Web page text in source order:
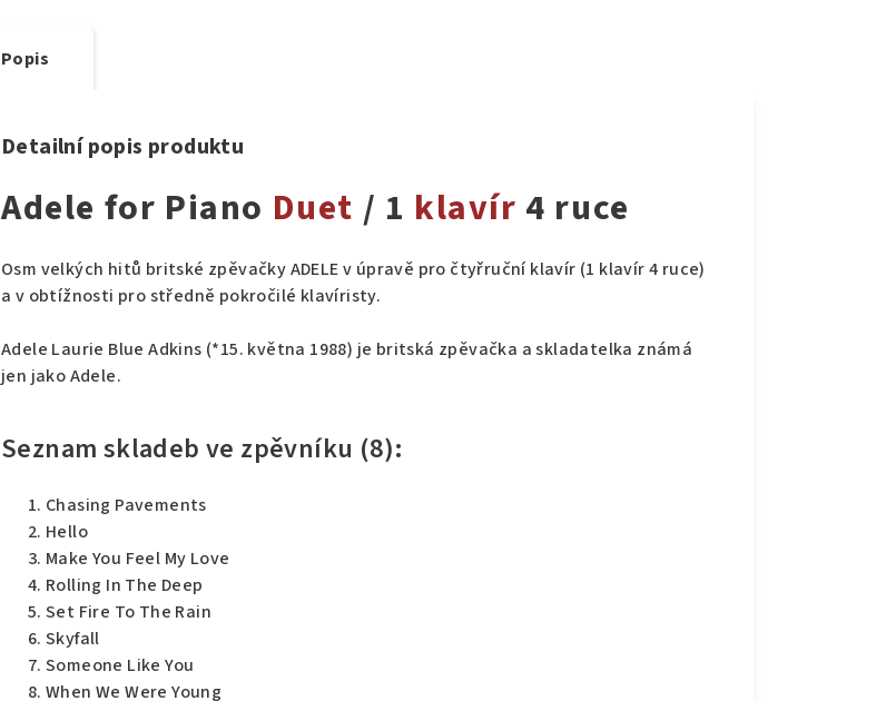
Popis
Detailní popis produktu
Adele for Piano Duet / 1 klavír 4 ruce
Osm velkých hitů britské zpěvačky ADELE v úpravě pro čtyřruční klavír (1 klavír 4 ruce)
a v obtížnosti pro středně pokročilé klavíristy.
Adele Laurie Blue Adkins (*15. května 1988) je britská zpěvačka a skladatelka známá
jen jako Adele.
Seznam skladeb ve zpěvníku (8):
Chasing Pavements
Hello
Make You Feel My Love
Rolling In The Deep
Set Fire To The Rain
Skyfall
Someone Like You
When We Were Young